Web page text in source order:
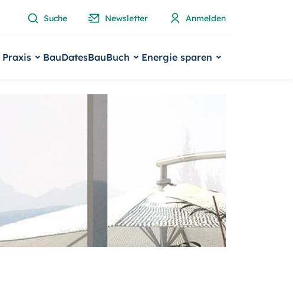
Suche Newsletter Anmelden
Praxis BauDatesBauBuch Energie sparen